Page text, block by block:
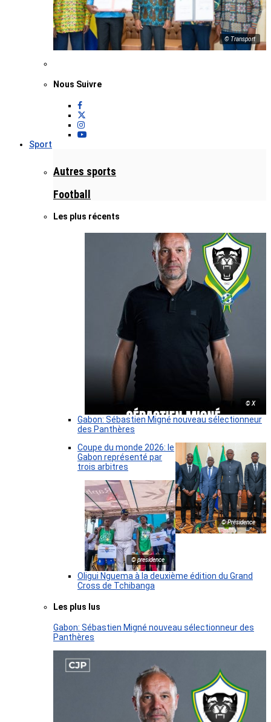
© Transport
Nous Suivre
Sport
Autres sports
Football
Les plus récents
© X
Gabon: Sébastien Migné nouveau sélectionneur
des Panthères
© Présidence
Coupe du monde 2026: le
Gabon représenté par
trois arbitres
© presidence
Oligui Nguema à la deuxième édition du Grand
Cross de Tchibanga
Les plus lus
Gabon: Sébastien Migné nouveau sélectionneur des
Panthères